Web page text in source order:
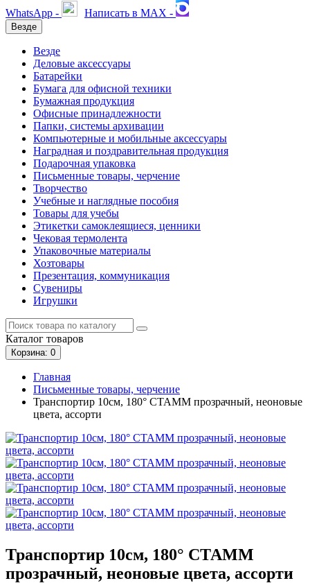
WhatsApp - Написать в MAX -
Везде
Везде
Деловые аксессуары
Батарейки
Бумага для офисной техники
Бумажная продукция
Офисные принадлежности
Папки, системы архивации
Компьютерные и мобильные аксессуары
Наградная и поздравительная продукция
Подарочная упаковка
Письменные товары, черчение
Творчество
Учебные и наглядные пособия
Товары для учебы
Этикетки самоклеящиеся, ценники
Чековая термолента
Упаковочные материалы
Хозтовары
Презентация, коммуникация
Сувениры
Игрушки
Каталог товаров
Корзина: 0
Главная
Письменные товары, черчение
Транспортир 10см, 180° СТАММ прозрачный, неоновые
цвета, ассорти
Транспортир 10см, 180° СТАММ
прозрачный, неоновые цвета, ассорти